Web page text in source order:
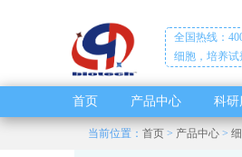
全国热线：
细胞，培养试
首页 产品中心 科研
当前位置： 首页 > 产品中心 >